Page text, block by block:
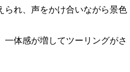
られ、声をかけ合いながら景色
体感が増してツーリングがさ